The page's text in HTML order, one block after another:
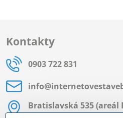
Kontakty
0903 722 831
Bratislavská 535 (areál
Most pri Bratislave